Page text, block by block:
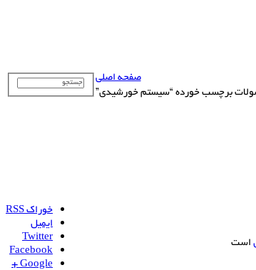
صفحه اصلی
برچسب خورده “سیستم خورشیدی”
است
خوراک RSS
ایمیل
Twitter
Facebook
Google +